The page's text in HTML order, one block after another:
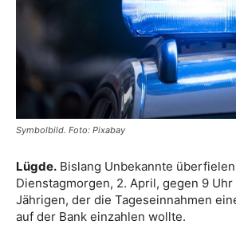
Symbolbild. Foto: Pixabay
Lügde. Bislang Unbekannte überfielen
Dienstagmorgen, 2. April, gegen 9
Jährigen, der die Tageseinnahmen
auf der Bank einzahlen wollte.